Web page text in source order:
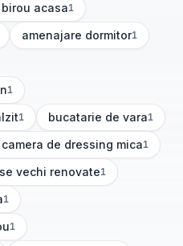
acasa1
amenajare dormitor
(1articole) 1
1
1 bucatarie de vara
(1articole) 1
camera de dressing mica
(1articole) 1
vechi renovate1
1
1